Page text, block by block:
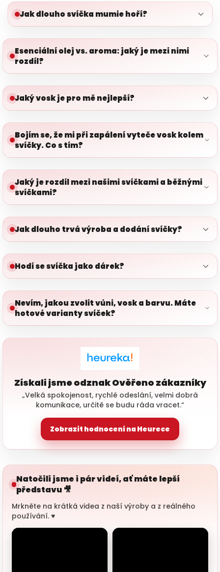
Jak dlouho svíčka mumie hoří?
Esenciální olej vs. aroma: jaký je mezi nimi
rozdíl?
Jaký vosk je pro mě nejlepší?
Bojím se, že mi při zapálení vyteče vosk kolem
svíčky. Co s tím?
Jaký je rozdíl mezi našimi svíčkami a běžnými
svíčkami?
Jak dlouho trvá výroba a dodání svíčky?
Hodí se svíčka jako dárek?
Nevím, jakou zvolit vůni, vosk a barvu. Máte
hotové varianty svíček?
Získali jsme odznak Ověřeno zákazníky
„Velká spokojenost, rychlé odeslání, velmi dobrá
komunikace, určitě se budu ráda vracet.“
Zobrazit hodnocení na Heurece
Natočili jsme i pár videí, ať máte lepší
představu 🎥
Mrkněte na krátká videa z naší výroby a z reálného
používání. ♥️